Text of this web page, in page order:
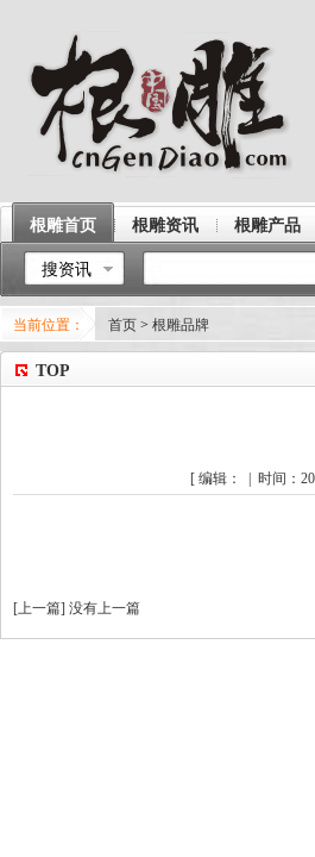
根雕首页 根雕资讯 根雕产品
搜资讯
当前位置： 首页 > 根雕品牌
TOP
[ 编辑： | 时间：
[上一篇] 没有上一篇